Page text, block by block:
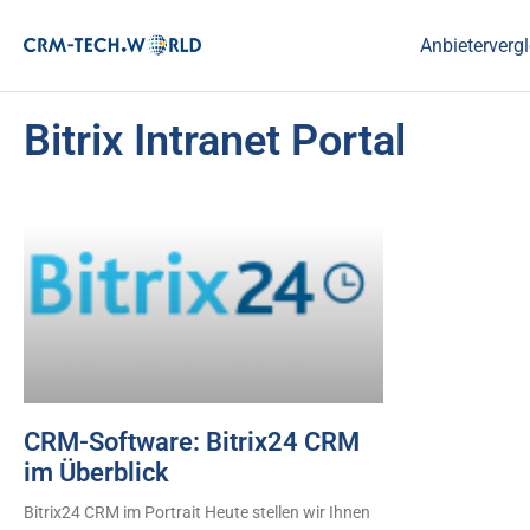
Bitrix Intranet Portal
CRM-Software: Bitrix24 CRM
im Überblick
Bitrix24 CRM im Portrait Heute stellen wir Ihnen